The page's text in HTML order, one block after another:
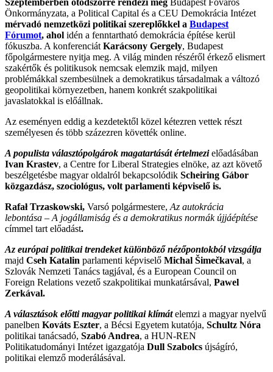
Önkormányzata, a Political Capital és a CEU Demokrácia Intézet
mérvadó nemzetközi politikai szereplőkkel a Budapest
Fórumot, ahol idén a fenntartható demokrácia építése kerül
fókuszba. A konferenciát Karácsony Gergely, Budapest
főpolgármestere nyitja meg. A világ minden részéről érkező elismert
szakértők és politikusok nemcsak elemzik majd, milyen
problémákkal szembesülnek a demokratikus társadalmak a változó
geopolitikai környezetben, hanem konkrét szakpolitikai
javaslatokkal is előállnak.
Az eseményen eddig a kezdetektől közel kétezren vettek részt
személyesen és több százezren követték online.
A populista választópolgárok magatartását értelmezielőadásában
Ivan Krastev, a Centre for Liberal Strategies elnöke, az azt követő
beszélgetésbe magyar oldalról bekapcsolódik Scheiring Gábor
közgazdász, szociológus, volt parlamenti képviselő is.
Rafał Trzaskowski, Varsó polgármestere, Az autokrácia
lebontása – A jogállamiság és a demokratikus normák újjáépítése
címmel tart előadást.
Az európai politikai trendeket különböző nézőpontokból vizsgálja
majd Cseh Katalin parlamenti képviselő Michal Šimečkaval, a
Szlovák Nemzeti Tanács tagjával, és a European Council on
Foreign Relations vezető szakpolitikai munkatársával, Pawel
Zerkával.
A választások előtti magyar politikai klímátelemzi a magyar nyelvű
panelben Kováts Eszter, a Bécsi Egyetem kutatója, Schultz Nóra
politikai tanácsadó, Szabó Andrea, a HUN-REN
Politikatudományi Intézet igazgatója Dull Szabolcs újságíró,
politikai elemző moderálásával.